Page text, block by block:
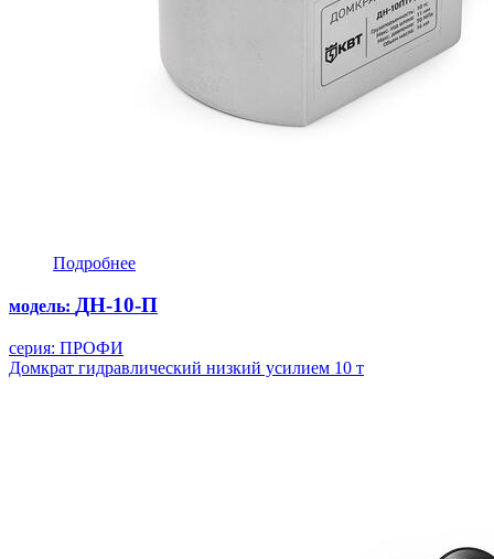
Подробнее
модель: ДН-10-П
серия: ПРОФИ
Домкрат гидравлический низкий усилием 10 т